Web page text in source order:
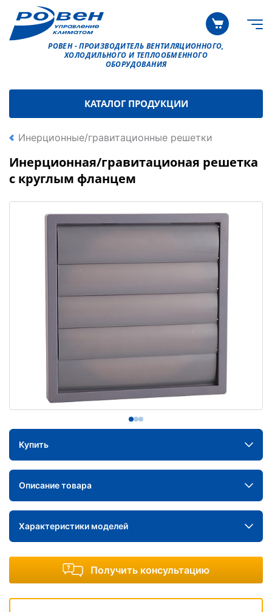
РОВЕН - ПРОИЗВОДИТЕЛЬ ВЕНТИЛЯЦИОННОГО,
ХОЛОДИЛЬНОГО И ТЕПЛООБМЕННОГО
ОБОРУДОВАНИЯ
КАТАЛОГ ПРОДУКЦИИ
Инерционные/гравитационные решетки
Инерционная/гравитационая решетка
с круглым фланцем
Купить
Описание товара
Характеристики моделей
Получить консультацию